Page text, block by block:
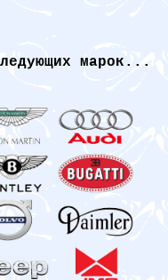
марок...